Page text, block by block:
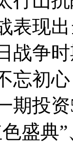
表现
战争
忘初
期投
色盛典